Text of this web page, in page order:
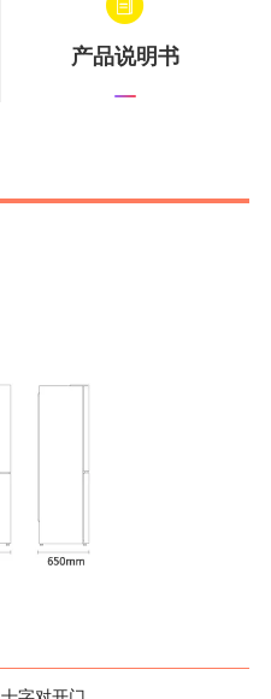
产品说明书